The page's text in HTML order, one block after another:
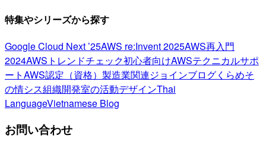
特集やシリーズから探す
Google Cloud Next ’25AWS re:Invent 2025AWS再入門
2024AWSトレンドチェック初心者向けAWSテクニカルサポ
ートAWS認定（資格） 製造業関連ジョインブログくらめそ
の情シス組織開発室の活動デザインThai
LanguageVietnamese Blog
お問い合わせ